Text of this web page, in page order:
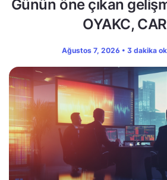
Günün öne çıkan
OYAKC,
Ağustos 7, 2026 • 3 dakika